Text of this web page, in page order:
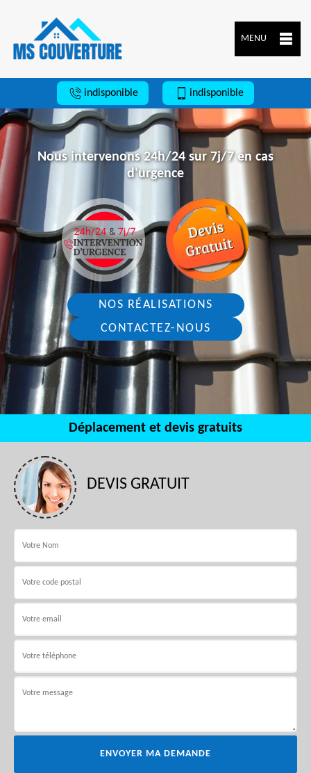
MENU
indisponible indisponible
Nous intervenons 24h/24 sur 7j/7 en cas
d'urgence
NOS RÉALISATIONS
CONTACTEZ-NOUS
Déplacement et devis gratuits
DEVIS GRATUIT